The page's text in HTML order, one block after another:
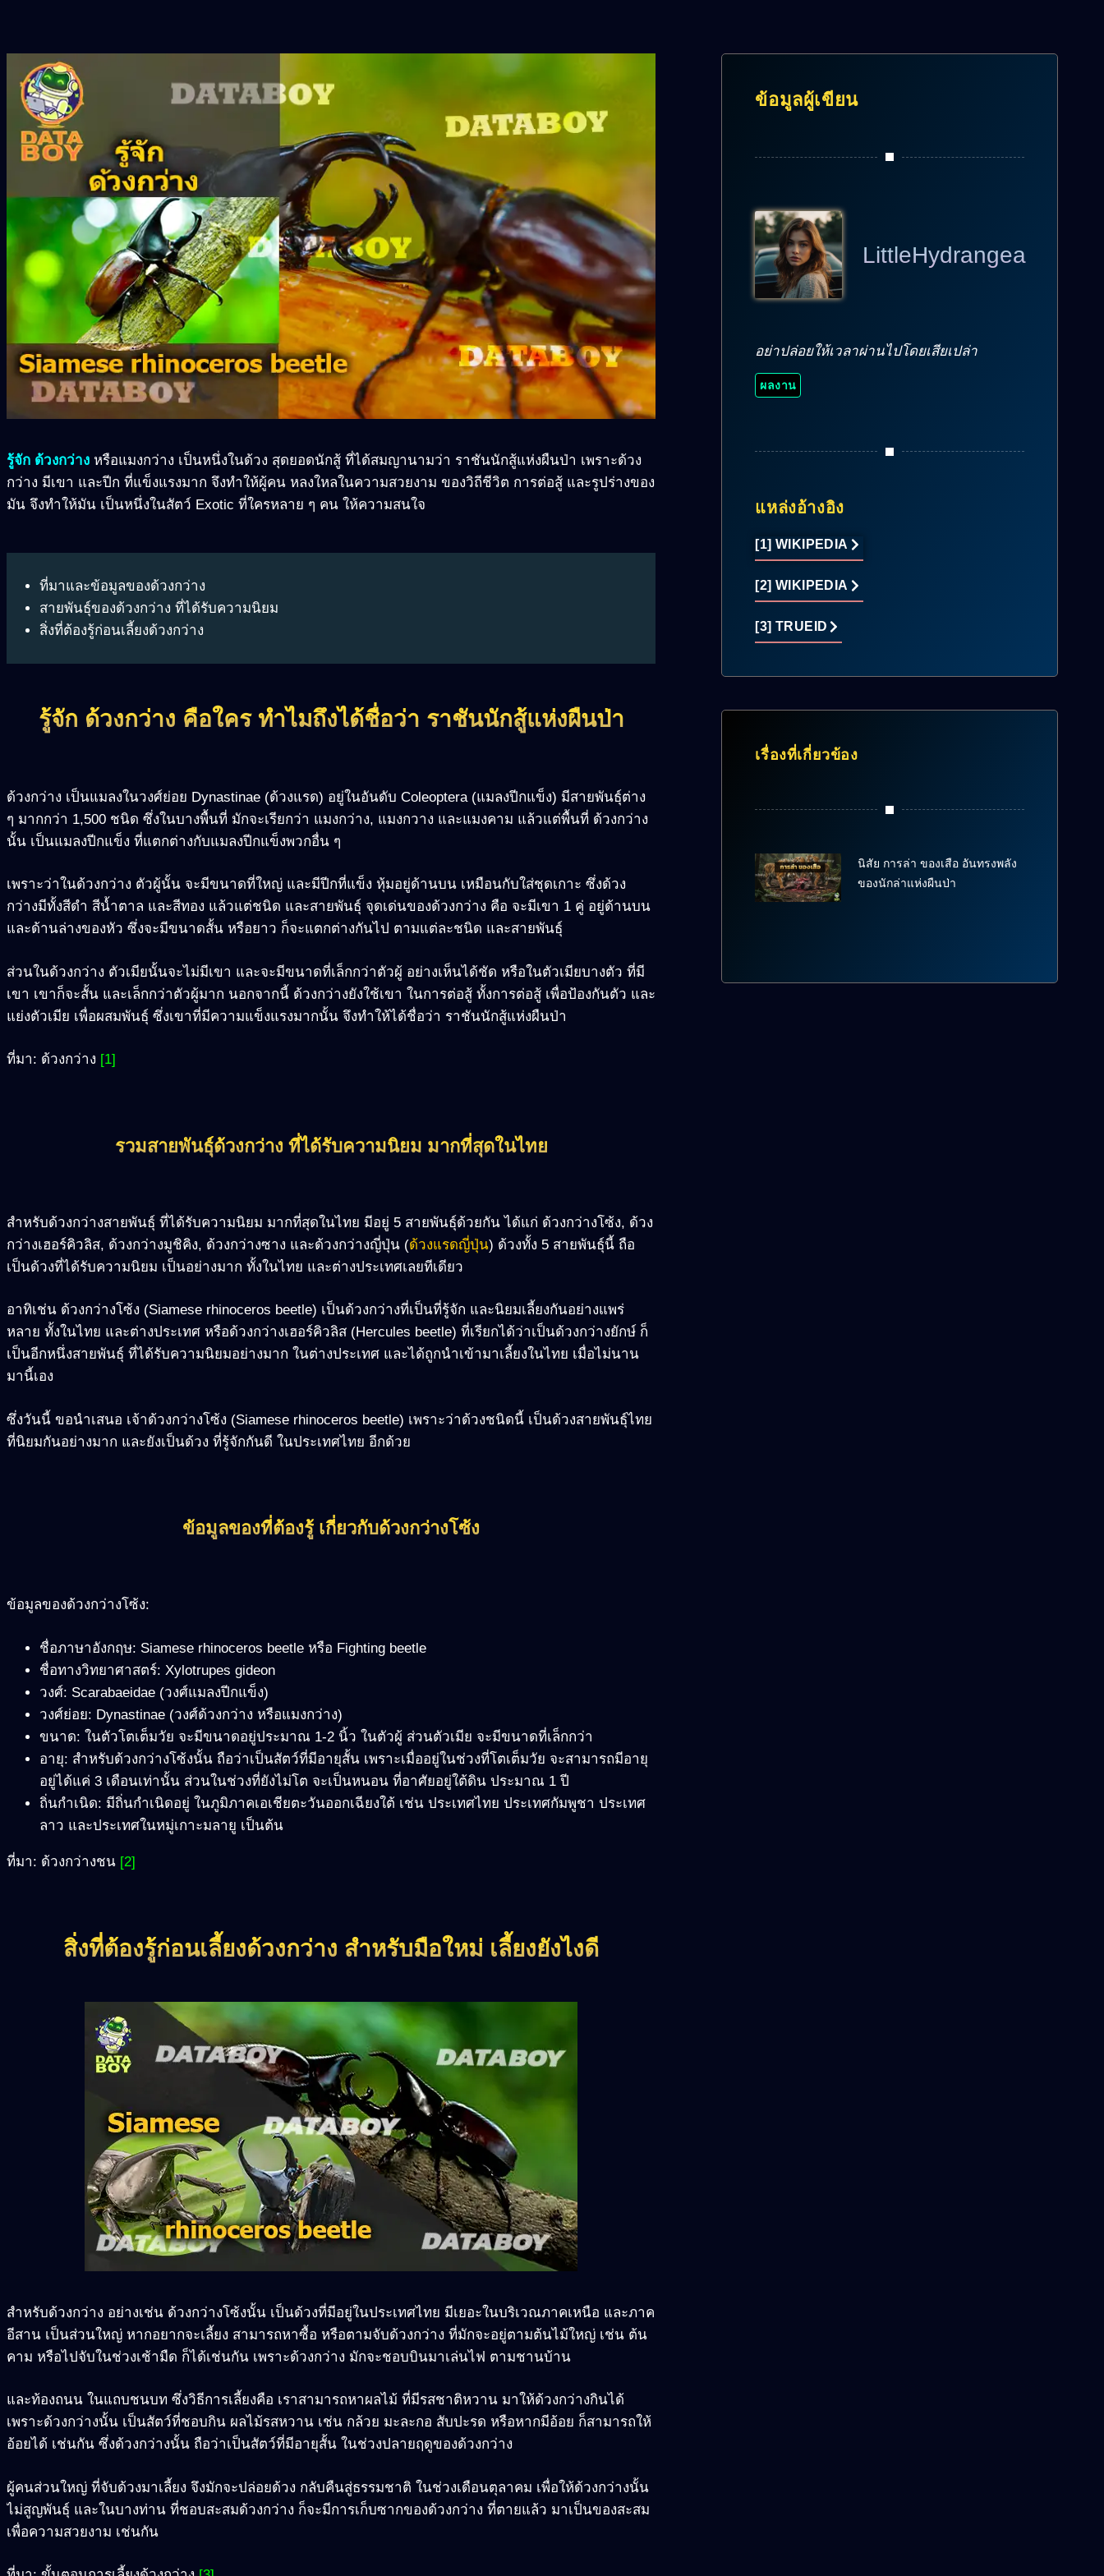
รู้จัก ด้วงกว่าง หรือแมงกว่าง เป็นหนึ่งในด้วง สุดยอดนักสู้ ที่ได้สมญานามว่า ราชันนักสู้แห่งผืนป่า เพราะด้วง
กว่าง มีเขา และปีก ที่แข็งแรงมาก จึงทำให้ผู้คน หลงใหลในความสวยงาม ของวิถีชีวิต การต่อสู้ และรูปร่างของ
มัน จึงทำให้มัน เป็นหนึ่งในสัตว์ Exotic ที่ใครหลาย ๆ คน ให้ความสนใจ
ที่มาและข้อมูลของด้วงกว่าง
สายพันธุ์ของด้วงกว่าง ที่ได้รับความนิยม
สิ่งที่ต้องรู้ก่อนเลี้ยงด้วงกว่าง
รู้จัก ด้วงกว่าง คือใคร ทำไมถึงได้ชื่อว่า ราชันนักสู้แห่งผืนป่า
ด้วงกว่าง เป็นแมลงในวงศ์ย่อย Dynastinae (ด้วงแรด) อยู่ในอันดับ Coleoptera (แมลงปีกแข็ง) มีสายพันธุ์ต่าง
ๆ มากกว่า 1,500 ชนิด ซึ่งในบางพื้นที่ มักจะเรียกว่า แมงกว่าง, แมงกวาง และแมงคาม แล้วแต่พื้นที่ ด้วงกว่าง
นั้น เป็นแมลงปีกแข็ง ที่แตกต่างกับแมลงปีกแข็งพวกอื่น ๆ
เพราะว่าในด้วงกว่าง ตัวผู้นั้น จะมีขนาดที่ใหญ่ และมีปีกที่แข็ง หุ้มอยู่ด้านบน เหมือนกับใส่ชุดเกาะ ซึ่งด้วง
กว่างมีทั้งสีดำ สีน้ำตาล และสีทอง แล้วแต่ชนิด และสายพันธุ์ จุดเด่นของด้วงกว่าง คือ จะมีเขา 1 คู่ อยู่ด้านบน
และด้านล่างของหัว ซึ่งจะมีขนาดสั้น หรือยาว ก็จะแตกต่างกันไป ตามแต่ละชนิด และสายพันธุ์
ส่วนในด้วงกว่าง ตัวเมียนั้นจะไม่มีเขา และจะมีขนาดที่เล็กกว่าตัวผู้ อย่างเห็นได้ชัด หรือในตัวเมียบางตัว ที่มี
เขา เขาก็จะสั้น และเล็กกว่าตัวผู้มาก นอกจากนี้ ด้วงกว่างยังใช้เขา ในการต่อสู้ ทั้งการต่อสู้ เพื่อป้องกันตัว และ
แย่งตัวเมีย เพื่อผสมพันธุ์ ซึ่งเขาที่มีความแข็งแรงมากนั้น จึงทำให้ได้ชื่อว่า ราชันนักสู้แห่งผืนป่า
ที่มา: ด้วงกว่าง [1]
รวมสายพันธุ์ด้วงกว่าง ที่ได้รับความนิยม มากที่สุดในไทย
สำหรับด้วงกว่างสายพันธุ์ ที่ได้รับความนิยม มากที่สุดในไทย มีอยู่ 5 สายพันธุ์ด้วยกัน ได้แก่ ด้วงกว่างโซ้ง, ด้วง
กว่างเฮอร์คิวลิส, ด้วงกว่างมูชิคิง, ด้วงกว่างซาง และด้วงกว่างญี่ปุ่น (ด้วงแรดญี่ปุ่น) ด้วงทั้ง 5 สายพันธุ์นี้ ถือ
เป็นด้วงที่ได้รับความนิยม เป็นอย่างมาก ทั้งในไทย และต่างประเทศเลยทีเดียว
อาทิเช่น ด้วงกว่างโซ้ง (Siamese rhinoceros beetle) เป็นด้วงกว่างที่เป็นที่รู้จัก และนิยมเลี้ยงกันอย่างแพร่
หลาย ทั้งในไทย และต่างประเทศ หรือด้วงกว่างเฮอร์คิวลิส (Hercules beetle) ที่เรียกได้ว่าเป็นด้วงกว่างยักษ์ ก็
เป็นอีกหนึ่งสายพันธุ์ ที่ได้รับความนิยมอย่างมาก ในต่างประเทศ และได้ถูกนำเข้ามาเลี้ยงในไทย เมื่อไม่นาน
มานี้เอง
ซึ่งวันนี้ ขอนำเสนอ เจ้าด้วงกว่างโซ้ง (Siamese rhinoceros beetle) เพราะว่าด้วงชนิดนี้ เป็นด้วงสายพันธุ์ไทย
ที่นิยมกันอย่างมาก และยังเป็นด้วง ที่รู้จักกันดี ในประเทศไทย อีกด้วย
ข้อมูลของที่ต้องรู้ เกี่ยวกับด้วงกว่างโซ้ง
ข้อมูลของด้วงกว่างโซ้ง:
ชื่อภาษาอังกฤษ: Siamese rhinoceros beetle หรือ Fighting beetle
ชื่อทางวิทยาศาสตร์: Xylotrupes gideon
วงศ์: Scarabaeidae (วงศ์แมลงปีกแข็ง)
วงศ์ย่อย: Dynastinae (วงศ์ด้วงกว่าง หรือแมงกว่าง)
ขนาด: ในตัวโตเต็มวัย จะมีขนาดอยู่ประมาณ 1-2 นิ้ว ในตัวผู้ ส่วนตัวเมีย จะมีขนาดที่เล็กกว่า
อายุ: สำหรับด้วงกว่างโซ้งนั้น ถือว่าเป็นสัตว์ที่มีอายุสั้น เพราะเมื่ออยู่ในช่วงที่โตเต็มวัย จะสามารถมีอายุ
อยู่ได้แค่ 3 เดือนเท่านั้น ส่วนในช่วงที่ยังไม่โต จะเป็นหนอน ที่อาศัยอยู่ใต้ดิน ประมาณ 1 ปี
ถิ่นกำเนิด: มีถิ่นกำเนิดอยู่ ในภูมิภาคเอเชียตะวันออกเฉียงใต้ เช่น ประเทศไทย ประเทศกัมพูชา ประเทศ
ลาว และประเทศในหมู่เกาะมลายู เป็นต้น
ที่มา: ด้วงกว่างชน [2]
สิ่งที่ต้องรู้ก่อนเลี้ยงด้วงกว่าง สำหรับมือใหม่ เลี้ยงยังไงดี
สำหรับด้วงกว่าง อย่างเช่น ด้วงกว่างโซ้งนั้น เป็นด้วงที่มีอยู่ในประเทศไทย มีเยอะในบริเวณภาคเหนือ และภาค
อีสาน เป็นส่วนใหญ่ หากอยากจะเลี้ยง สามารถหาซื้อ หรือตามจับด้วงกว่าง ที่มักจะอยู่ตามต้นไม้ใหญ่ เช่น ต้น
คาม หรือไปจับในช่วงเช้ามืด ก็ได้เช่นกัน เพราะด้วงกว่าง มักจะชอบบินมาเล่นไฟ ตามชานบ้าน
และท้องถนน ในแถบชนบท ซึ่งวิธีการเลี้ยงคือ เราสามารถหาผลไม้ ที่มีรสชาติหวาน มาให้ด้วงกว่างกินได้
เพราะด้วงกว่างนั้น เป็นสัตว์ที่ชอบกิน ผลไม้รสหวาน เช่น กล้วย มะละกอ สับปะรด หรือหากมีอ้อย ก็สามารถให้
อ้อยได้ เช่นกัน ซึ่งด้วงกว่างนั้น ถือว่าเป็นสัตว์ที่มีอายุสั้น ในช่วงปลายฤดูของด้วงกว่าง
ผู้คนส่วนใหญ่ ที่จับด้วงมาเลี้ยง จึงมักจะปล่อยด้วง กลับคืนสู่ธรรมชาติ ในช่วงเดือนตุลาคม เพื่อให้ด้วงกว่างนั้น
ไม่สูญพันธุ์ และในบางท่าน ที่ชอบสะสมด้วงกว่าง ก็จะมีการเก็บซากของด้วงกว่าง ที่ตายแล้ว มาเป็นของสะสม
เพื่อความสวยงาม เช่นกัน
ข้อมูลผู้เขียน
LittleHydrangea
อย่าปล่อยให้เวลาผ่านไปโดยเสียเปล่า
ผลงาน
แหล่งอ้างอิง
[1] WIKIPEDIA
[2] WIKIPEDIA
[3] TRUEID
เรื่องที่เกี่ยวข้อง
นิสัย การล่า ของเสือ อันทรงพลัง
ของนักล่าแห่งผืนป่า